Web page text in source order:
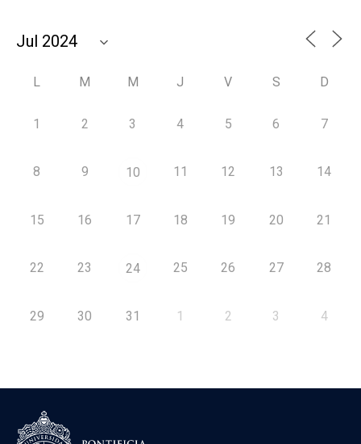
L M M J V S D
1 2 3 4 5 6 7
8 9 10 11 12 13 14
15 16 17 18 19 20 21
22 23 24 25 26 27 28
29 30 31 1 2 3 4